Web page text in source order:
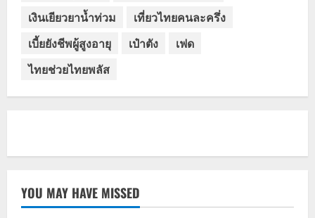
เงินเยียวยาน้ำท่วม
เที่ยวไทยคนละครึ่ง
เบี้ยยังชีพผู้สูงอายุ
เป๋าตัง
เฟด
ไทยช่วยไทยพลัส
YOU MAY HAVE MISSED